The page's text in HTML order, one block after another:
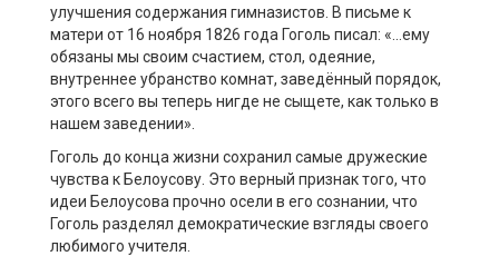
улучшения содержания гимназистов. В письме к
матери от 16 ноября 1826 года Гоголь писал: «…ему
обязаны мы своим счастием, стол, одеяние,
внутреннее убранство комнат, заведённый порядок,
этого всего вы теперь нигде не сыщете, как только в
нашем заведении».
Гоголь до конца жизни сохранил самые дружеские
чувства к Белоусову. Это верный признак того, что
идеи Белоусова прочно осели в его сознании, что
Гоголь разделял демократические взгляды своего
любимого учителя.